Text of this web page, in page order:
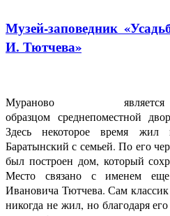
Музей-заповедник
И. Тютчева»
Мураново
образцом среднепоместной
Здесь некоторое время жил
Баратынский с семьей. По его
был построен дом, который
Место связано с именем
Ивановича Тютчева. Сам
никогда не жил, но благодаря